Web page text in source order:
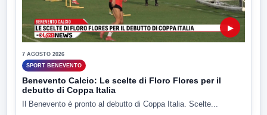
▶
7 AGOSTO 2026
SPORT BENEVENTO
Benevento Calcio: Le scelte di Floro Flores per il
debutto di Coppa Italia
Il Benevento è pronto al debutto di Coppa Italia. Scelte...